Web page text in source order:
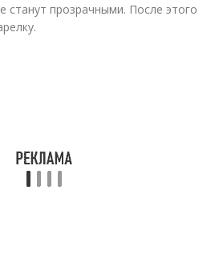
станут прозрачными. После этого